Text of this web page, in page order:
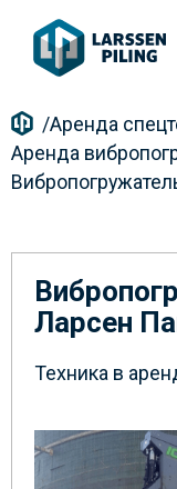
/Аренда
Аренда
Ларсен
Техника в